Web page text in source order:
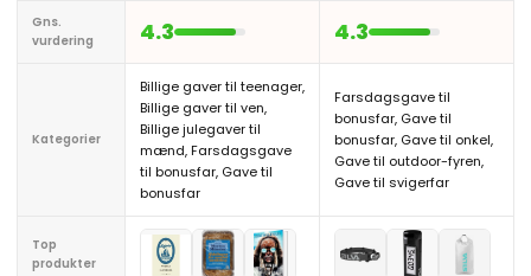
Gns.
vurdering
4.3 4.3
Kategorier
Billige gaver til teenager,
Billige gaver til ven,
Billige julegaver til
mænd, Farsdagsgave
til bonusfar, Gave til
bonusfar
Farsdagsgave til
bonusfar, Gave til
bonusfar, Gave til onkel,
Gave til outdoor-fyren,
Gave til svigerfar
Top
produkter